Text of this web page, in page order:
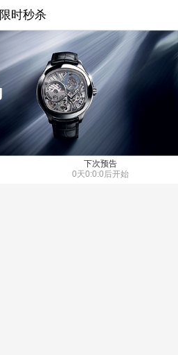
限时秒杀
下次预告
0天0:0:0 后开始